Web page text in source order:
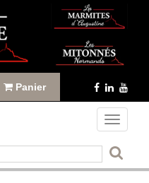
Panier
Toggle